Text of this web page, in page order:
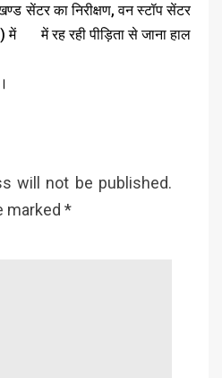
में
सेंटर का निरीक्षण, वन स्टॉप सेंटर
में रह रही पीड़िता से जाना हाल
will not be published.
marked *